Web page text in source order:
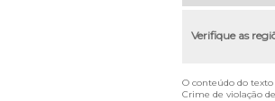
Verifique as
O conteúdo do
Crime de violação